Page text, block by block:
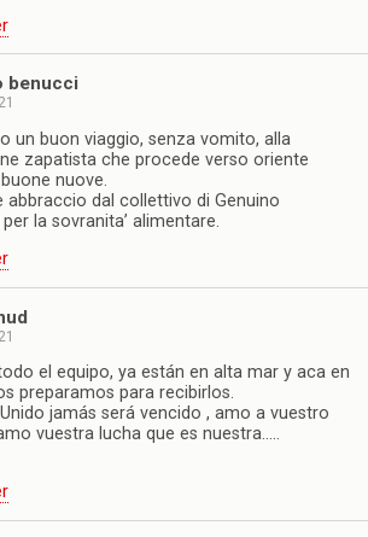
benucci
un buon viaggio, senza vomito, alla
zapatista che procede verso oriente
nuove.
abbraccio dal collettivo di Genuino
la sovranita’ alimentare.
el equipo, ya están en alta mar y aca en
preparamos para recibirlos.
jamás será vencido , amo a vuestro
vuestra lucha que es nuestra…..